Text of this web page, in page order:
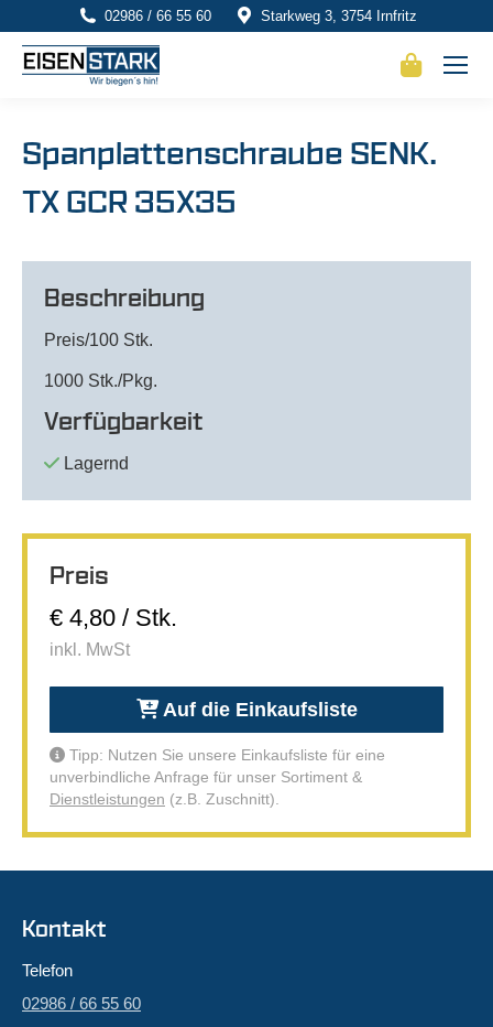
02986 / 66 55 60 Starkweg 3, 3754 Irnfritz
Spanplattenschraube SENK.
TX GCR 35X35
Beschreibung
Preis/100 Stk.
1000 Stk./Pkg.
Verfügbarkeit
Lagernd
Preis
€ 4,80 / Stk.
inkl. MwSt
Auf die Einkaufsliste
Tipp: Nutzen Sie unsere Einkaufsliste für eine
unverbindliche Anfrage für unser Sortiment &
Dienstleistungen (z.B. Zuschnitt).
Kontakt
Telefon
02986 / 66 55 60